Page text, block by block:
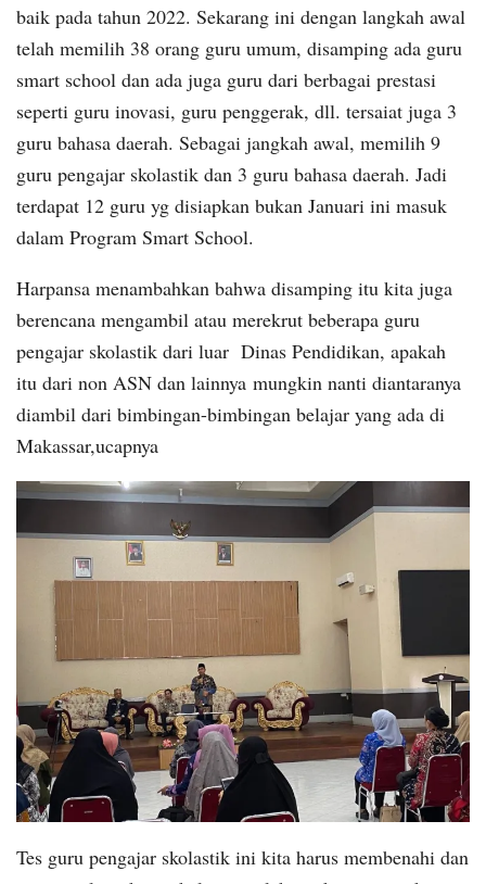
baik pada tahun 2022. Sekarang ini dengan langkah awal
telah memilih 38 orang guru umum, disamping ada guru
smart school dan ada juga guru dari berbagai prestasi
seperti guru inovasi, guru penggerak, dll. tersaiat juga 3
guru bahasa daerah. Sebagai jangkah awal, memilih 9
guru pengajar skolastik dan 3 guru bahasa daerah. Jadi
terdapat 12 guru yg disiapkan bukan Januari ini masuk
dalam Program Smart School.
Harpansa menambahkan bahwa disamping itu kita juga
berencana mengambil atau merekrut beberapa guru
pengajar skolastik dari luar Dinas Pendidikan, apakah
itu dari non ASN dan lainnya mungkin nanti diantaranya
diambil dari bimbingan-bimbingan belajar yang ada di
Makassar,ucapnya
Tes guru pengajar skolastik ini kita harus membenahi dan